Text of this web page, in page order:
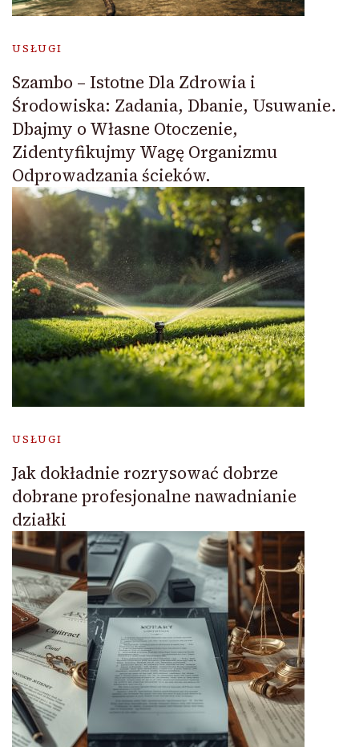
USŁUGI
Szambo – Istotne Dla Zdrowia i
Środowiska: Zadania, Dbanie, Usuwanie.
Dbajmy o Własne Otoczenie,
Zidentyfikujmy Wagę Organizmu
Odprowadzania ścieków.
USŁUGI
Jak dokładnie rozrysować dobrze
dobrane profesjonalne nawadnianie
działki